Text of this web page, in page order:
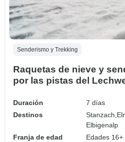
Senderismo y Trekking
Raquetas de nieve y
por las pistas del
Duración
7 días
Destinos
Stanzach,
Elbigenalp
Franja de edad
Edades 16+